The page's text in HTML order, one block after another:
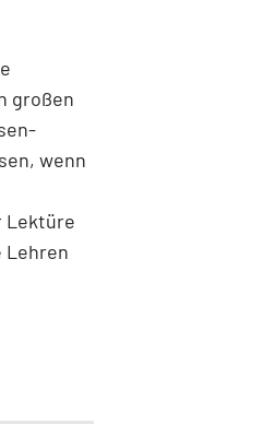
großen
wenn
Lektüre
Lehren